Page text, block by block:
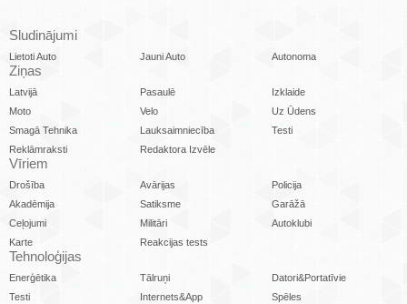
Sludinājumi
Lietoti Auto Jauni Auto Autonoma
Ziņas
Latvijā Pasaulē
Izklaide
Moto
Velo
Uz Ūdens
Smagā Tehnika
Lauksaimniecība
Testi
Reklāmraksti
Redaktora Izvēle
Vīriem
Drošība Avārijas
Policija
Akadēmija
Satiksme
Garāžā
Ceļojumi
Militāri
Autoklubi
Karte
Reakcijas tests
Tehnoloģijas
Enerģētika Tālruņi
Datori&Portatīvie
Testi
Internets&App
Spēles